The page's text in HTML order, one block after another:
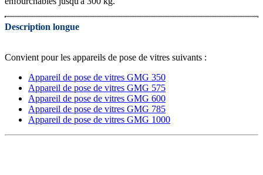
Description longue
Convient pour les appareils de pose de vitres suivants :
Appareil de pose de vitres GMG 350
Appareil de pose de vitres GMG 575
Appareil de pose de vitres GMG 600
Appareil de pose de vitres GMG 785
Appareil de pose de vitres GMG 1000